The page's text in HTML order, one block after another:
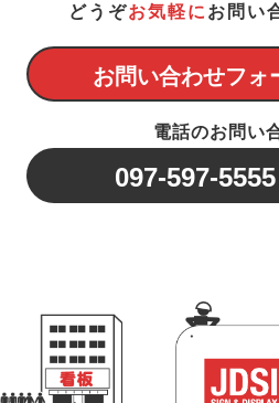
どうぞお気軽に お問い
お問い合わせフォ
電話のお問い
097-597-5555